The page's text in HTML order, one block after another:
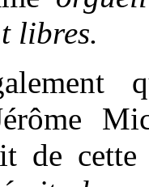
libres.
de